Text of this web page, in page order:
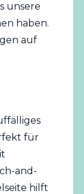
unsere
haben.
auf
für
and-
hilft